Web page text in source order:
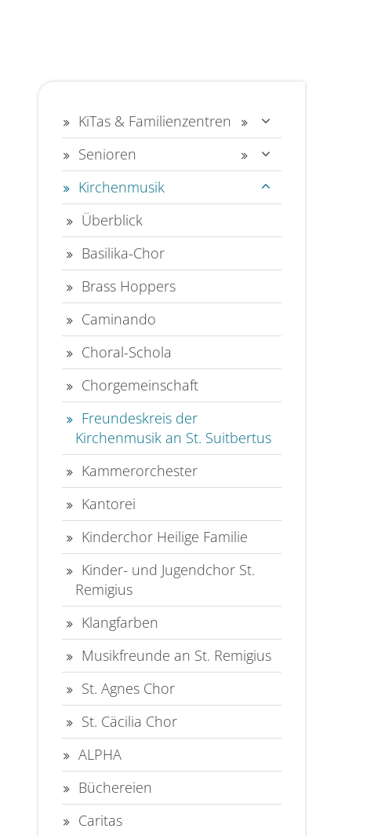
KiTas & Familienzentren
Senioren
Kirchenmusik
Überblick
Basilika-Chor
Brass Hoppers
Caminando
Choral-Schola
Chorgemeinschaft
Freundeskreis der
Kirchenmusik an St. Suitbertus
Kammerorchester
Kantorei
Kinderchor Heilige Familie
Kinder- und Jugendchor St.
Remigius
Klangfarben
Musikfreunde an St. Remigius
St. Agnes Chor
St. Cäcilia Chor
ALPHA
Büchereien
Caritas